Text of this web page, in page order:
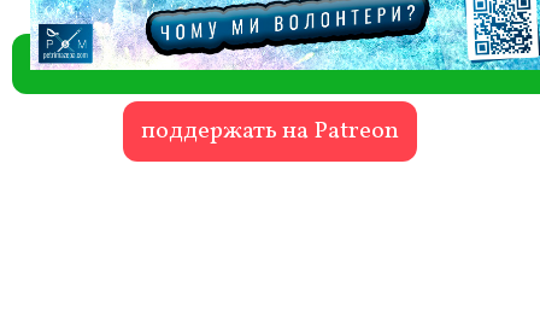
поддержать на Patreon